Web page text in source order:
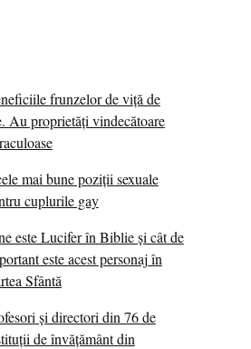
frunzelor de viță de
Au proprietăţi vindecătoare
mai bune poziții sexuale
cuplurile gay
este Lucifer în Biblie și cât de
este acest personaj în
Sfântă
și directori din 76 de
de învățământ din